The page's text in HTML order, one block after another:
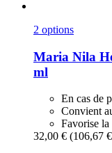
2 options
Maria Nila
ml
En cas de
Convient
Favorise la
32,00 € (106,67